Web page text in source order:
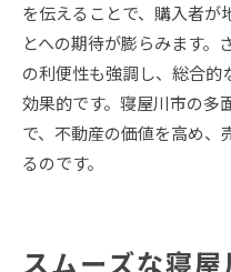
を伝えることで、購入者が
とへの期待が膨らみます。
の利便性も強調し、総合
効果的です。寝屋川市の多
で、不動産の価値を高め、
るのです。
スムーズな寝